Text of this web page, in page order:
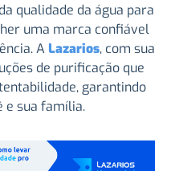
qualidade da água para
uma marca confiável
A Lazarios, com sua
de purificação que
garantindo
e sua família.